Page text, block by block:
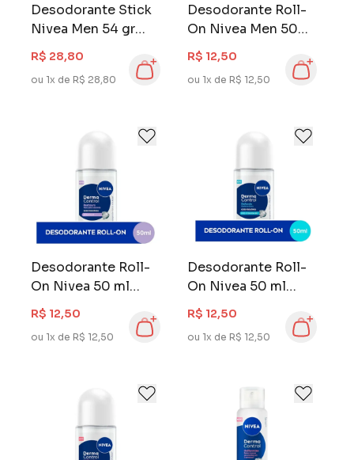
Desodorante Stick
Nivea Men 54 gr
Clinical Derma
Protect
R$ 28,80
ou 1x de R$ 28,80
Desodorante Roll-
On Nivea Men 50
ml Deep MaxxTech
Carvão Ativado
R$ 12,50
ou 1x de R$ 12,50
Desodorante Roll-
On Nivea 50 ml
Derma Control
Restaura
R$ 12,50
ou 1x de R$ 12,50
Desodorante Roll-
On Nivea 50 ml
Defende
R$ 12,50
ou 1x de R$ 12,50